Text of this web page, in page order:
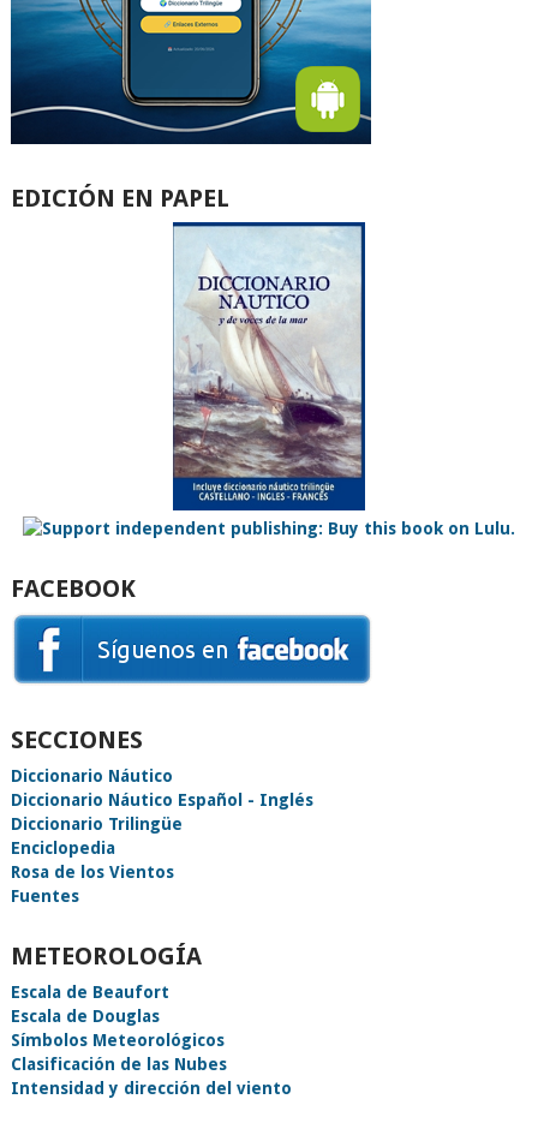
EDICIÓN EN PAPEL
FACEBOOK
SECCIONES
Diccionario Náutico
Diccionario Náutico Español - Inglés
Diccionario Trilingüe
Enciclopedia
Rosa de los Vientos
Fuentes
METEOROLOGÍA
Escala de Beaufort
Escala de Douglas
Símbolos Meteorológicos
Clasificación de las Nubes
Intensidad y dirección del viento